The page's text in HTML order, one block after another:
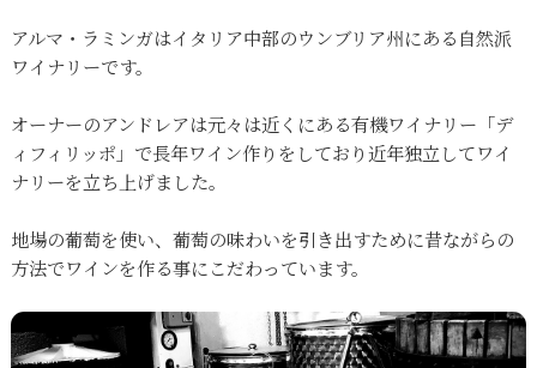
アルマ・ラミンガはイタリア中部のウンブリア州にある自然派
ワイナリーです。
オーナーのアンドレアは元々は近くにある有機ワイナリー「デ
ィフィリッポ」で長年ワイン作りをしており近年独立してワイ
ナリーを立ち上げました。
地場の葡萄を使い、葡萄の味わいを引き出すために昔ながらの
方法でワインを作る事にこだわっています。